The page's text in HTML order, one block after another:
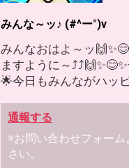
みんな～ッ♪ (#^ー°)v
みんなおはよ～ッ
ますように～
🌟今日もみんながハッ
通報する
※お問い合わせフォー
さい。